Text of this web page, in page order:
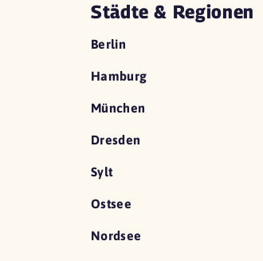
Städte & Regionen
Berlin
Hamburg
München
Dresden
Sylt
Ostsee
Nordsee